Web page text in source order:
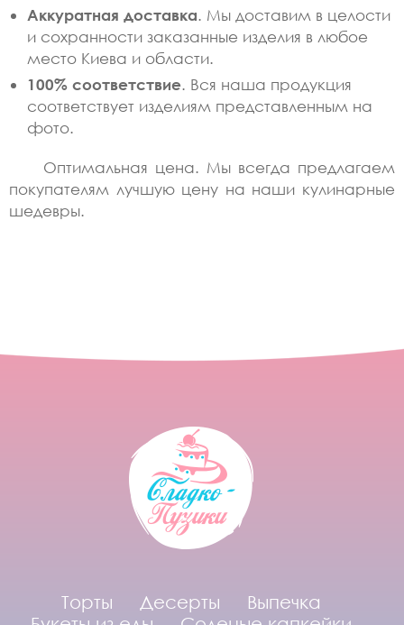
Аккуратная доставка. Мы доставим в целости
и сохранности заказанные изделия в любое
место Киева и области.
100% соответствие. Вся наша продукция
соответствует изделиям представленным на
фото.
Оптимальная цена. Мы всегда предлагаем
покупателям лучшую цену на наши кулинарные
шедевры.
Торты Десерты
Выпечка